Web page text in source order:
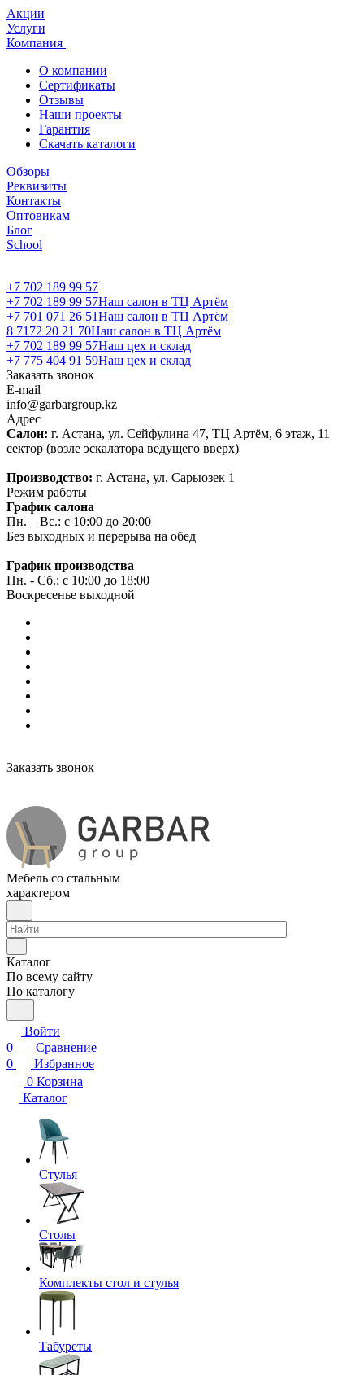
Акции
Услуги
Компания
О компании
Сертификаты
Отзывы
Наши проекты
Гарантия
Скачать каталоги
Обзоры
Реквизиты
Контакты
Оптовикам
Блог
School
+7 702 189 99 57
+7 702 189 99 57Наш салон в ТЦ Артём
+7 701 071 26 51Наш салон в ТЦ Артём
8 7172 20 21 70Наш салон в ТЦ Артём
+7 702 189 99 57Наш цех и склад
+7 775 404 91 59Наш цех и склад
Заказать звонок
E-mail
info@garbargroup.kz
Адрес
Салон: г. Астана, ул. Сейфулина 47, ТЦ Артём, 6 этаж, 11
сектор (возле эскалатора ведущего вверх)
Производство: г. Астана, ул. Сарыозек 1
Режим работы
График салона
Пн. – Вс.: с 10:00 до 20:00
Без выходных и перерыва на обед
График производства
Пн. - Сб.: с 10:00 до 18:00
Воскресенье выходной
Заказать звонок
Мебель со стальным
характером
Каталог
По всему сайту
По каталогу
Войти
0
Сравнение
0
Избранное
0 Корзина
Каталог
Стулья
Столы
Комплекты стол и стулья
Табуреты